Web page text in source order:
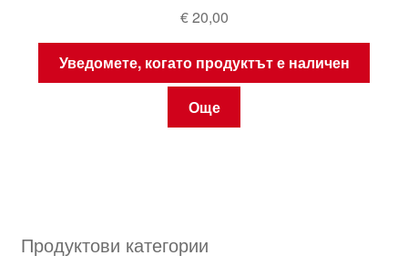
€20,00
Уведомете, когато продуктът е наличен
Още
Продуктови категории